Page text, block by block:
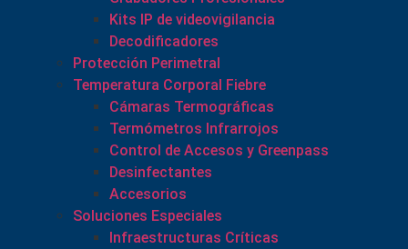
Kits IP de videovigilancia
Decodificadores
Protección Perimetral
Temperatura Corporal Fiebre
Cámaras Termográficas
Termómetros Infrarrojos
Control de Accesos y Greenpass
Desinfectantes
Accesorios
Soluciones Especiales
Infraestructuras Críticas